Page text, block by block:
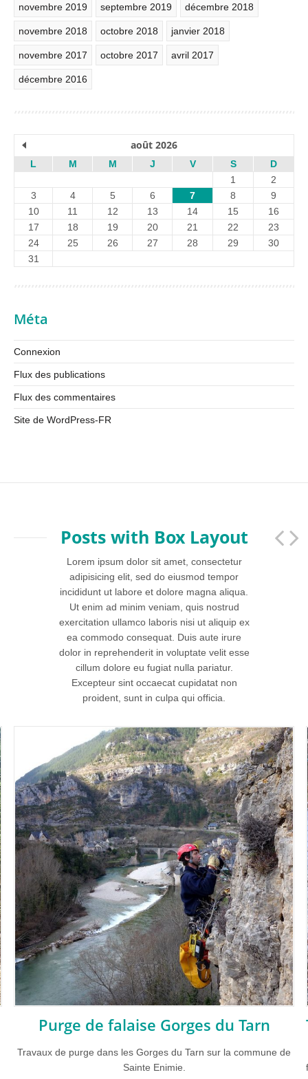
novembre 2019 septembre 2019 décembre 2018
novembre 2018 octobre 2018 janvier 2018
novembre 2017 octobre 2017 avril 2017
décembre 2016
août 2026
L M M J V S
D
1
2
3
4 5 6 7 8
9
10
11 12 13 14 15
16
17
18 19 20 21 22
23
24
25 26 27 28 29
30
31
Méta
Connexion
Flux des publications
Flux des commentaires
Site de WordPress-FR
Posts with Box Layout
Lorem ipsum dolor sit amet, consectetur
adipisicing elit, sed do eiusmod tempor
incididunt ut labore et dolore magna aliqua.
Ut enim ad minim veniam, quis nostrud
exercitation ullamco laboris nisi ut aliquip ex
ea commodo consequat. Duis aute irure
dolor in reprehenderit in voluptate velit esse
cillum dolore eu fugiat nulla pariatur.
Excepteur sint occaecat cupidatat non
proident, sunt in culpa qui officia.
Purge de falaise Gorges du Tarn
Travaux de purge dans les Gorges du Tarn sur la commune de
Sainte Enimie.